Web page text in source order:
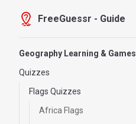
Skip to content
FreeGuessr - Guide
Geography Learning & Games
Quizzes
Flags Quizzes
Africa Flags